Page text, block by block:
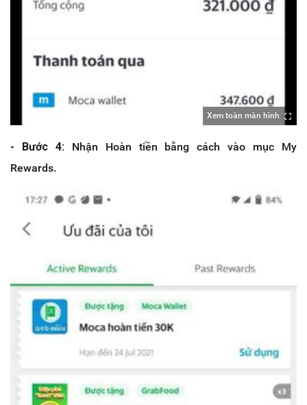
Xem toàn màn hình
- Bước 4:Nhận Hoàn tiền bằng cách vào mục My
Rewards.